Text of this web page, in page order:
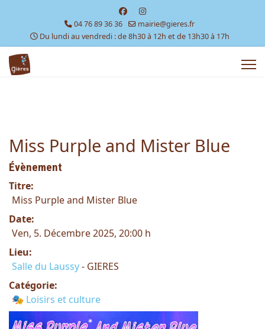
04 76 89 36 36
mairie@gieres.fr
Du lundi au vendredi : de 8h30 à 12h et de 13h30 à 17h
Miss Purple and Mister Blue
Évènement
Titre:
Miss Purple and Mister Blue
Date:
Ven, 5. Décembre 2025, 20:00 h
Lieu:
Salle du Laussy- GIERES
Catégorie:
🎭 Loisirs et culture